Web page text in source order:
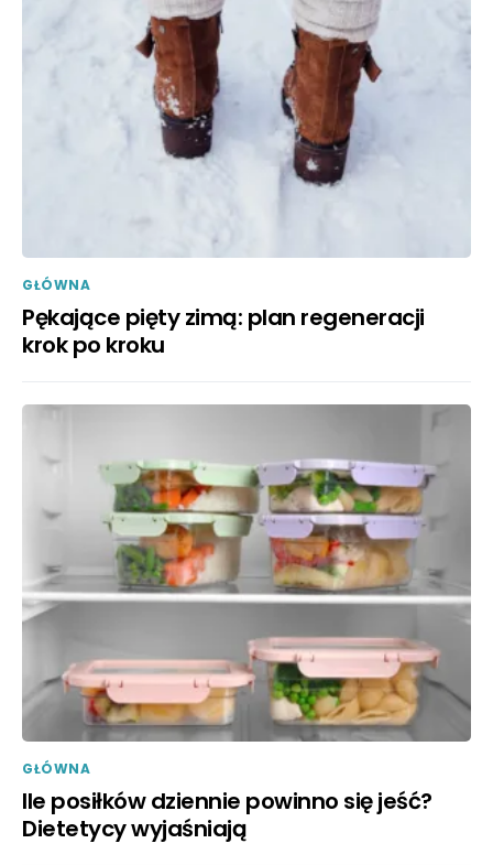
GŁÓWNA
Pękające pięty zimą: plan regeneracji
krok po kroku
GŁÓWNA
Ile posiłków dziennie powinno się jeść?
Dietetycy wyjaśniają